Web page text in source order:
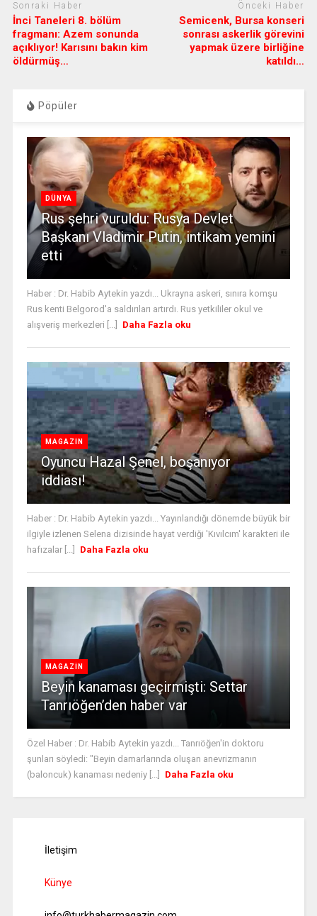
Sonraki Haber
İnci Taneleri 8. bölüm
fragmanı: Azem sonunda
açıklıyor! Karısını bakın kim
öldürmüş…
Önceki Haber
Semicenk, Bursa konseri
sonrası askerlik görevini
yapmak üzere birliğine
katıldı…
Pöpüler
DÜNYA
Rus şehri vuruldu: Rusya Devlet
Başkanı Vladimir Putin, intikam yemini
etti
Haber : Dr. Habib Aytekin yazdı... Ukrayna askeri, sınıra komşu
Rus kenti Belgorod'a saldırıları artırdı. Rus yetkililer okul ve
alışveriş merkezleri [...]
Daha Fazla oku
MAGAZİN
Oyuncu Hazal Şenel, boşanıyor
iddiası!
Haber : Dr. Habib Aytekin yazdı... Yayınlandığı dönemde büyük bir
ilgiyle izlenen Selena dizisinde hayat verdiği 'Kıvılcım' karakteri ile
hafızalar [...]
Daha Fazla oku
MAGAZİN
Beyin kanaması geçirmişti: Settar
Tanrıöğen’den haber var
Özel Haber : Dr. Habib Aytekin yazdı... Tanrıöğen'in doktoru
şunları söyledi: "Beyin damarlarında oluşan anevrizmanın
(baloncuk) kanaması nedeniy [...]
Daha Fazla oku
İletişim
Künye